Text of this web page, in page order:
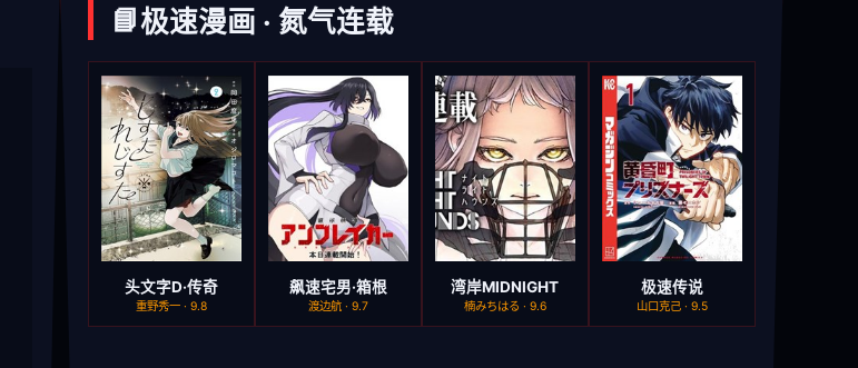
📘极速漫画 · 氮气连载
头文字D·传奇
重野秀一 · 9.8
飙速宅男·箱根
渡边航 · 9.7
湾岸MIDNIGHT
楠みちはる · 9.6
极速传说
山口克己 · 9.5